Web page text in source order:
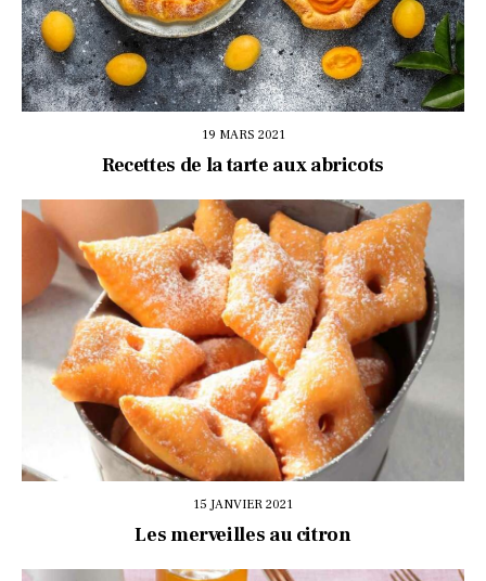
19 MARS 2021
Recettes de la tarte aux abricots
15 JANVIER 2021
Les merveilles au citron